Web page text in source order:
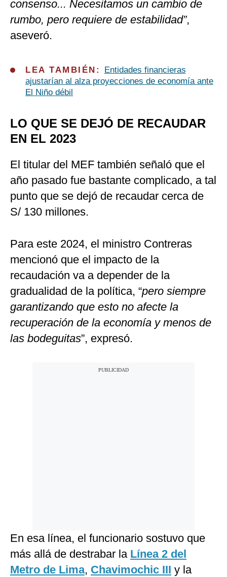
consenso... Necesitamos un cambio de
rumbo, pero requiere de estabilidad”,
aseveró.
LEA TAMBIÉN:
Entidades financieras
ajustarían al alza proyecciones de economía ante
El Niño débil
LO QUE SE DEJÓ DE RECAUDAR
EN EL 2023
El titular del MEF también señaló que el
año pasado fue bastante complicado, a tal
punto que se dejó de recaudar cerca de
S/ 130 millones.
Para este 2024, el ministro Contreras
mencionó que el impacto de la
recaudación va a depender de la
gradualidad de la política, “pero siempre
garantizando que esto no afecte la
recuperación de la economía y menos de
las bodeguitas”, expresó.
En esa línea, el funcionario sostuvo que
más allá de destrabar la Línea 2 del
Metro de Lima, Chavimochic III y la